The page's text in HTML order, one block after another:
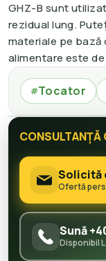
GHZ-B sunt
rezidual lung.
materiale pe bază
alimentare este de
#Tocator
CONSULTANȚĂ
Solicită
Ofertă
Sună
Disponibil